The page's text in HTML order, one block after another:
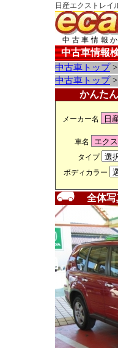
日産エクストレイ
中古車情報
中古車情報
中古車トップ>
中古車トップ>
かんた
メーカー名
車名
タイプ
ボディカラー
全体写